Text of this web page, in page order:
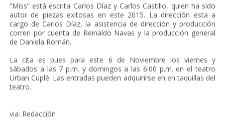
“Miss” está escrita Carlos Díaz y Carlos Castillo, quien ha sido
autor de piezas exitosas en este 2015. La dirección esta a
cargo de Carlos Díaz, la asistencia de dirección y producción
corren por cuenta de Reinaldo Navas y la producción general
de Daniela Román.
La cita es pues para este 6 de Noviembre los viernes y
sábados a las 7 p.m. y domingos a las 6:00 p.m. en el teatro
Urban Cuplé. Las entradas pueden adquirirse en en taquillas del
teatro.
via: Redacción